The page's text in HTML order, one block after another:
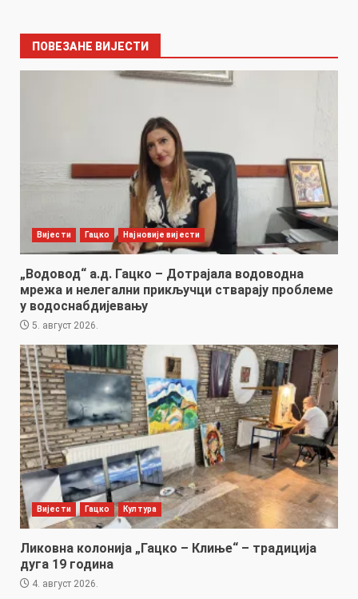
ПОВЕЗАНЕ ВИЈЕСТИ
Вијести Гацко Најновије вијести
„Водовод“ а.д. Гацко – Дотрајала водоводна
мрежа и нелегални прикључци стварају проблеме
у водоснабдијевању
5. август 2026.
Вијести Гацко Култура
Ликовна колонија „Гацко – Клиње“ – традиција
дуга 19 година
4. август 2026.